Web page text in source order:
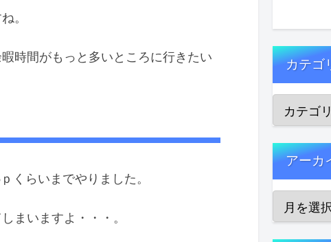
。
時間がもっと多いところに行きたい
くらいまでやりました。
まいますよ・・・。
カテゴ
アーカ